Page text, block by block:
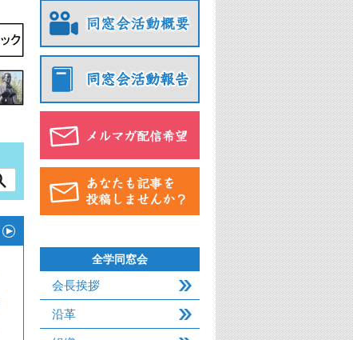
全学同窓会
会長挨拶
沿革